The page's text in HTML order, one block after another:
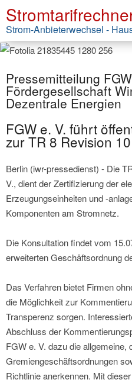
Strom-Anbieterwechsel -
Pressemitteilung
Fördergesellschaft
Dezentrale Energien
FGW e. V. führt
zur TR 8 Revision
Berlin (iwr-pressedienst) - Die
V., dient der Zertifizierung der
Erzeugungseinheiten und -
Komponenten am Stromnetz.
Die Konsultation findet vom
erweiterten Geschäftsordnung
Das Verfahren bietet Firmen
die Möglichkeit zur
Transperenz sorgen.
Abschluss der
FGW e. V. dazu die allgemeine,
Gremiengeschäftsordnungen
Richtlinie anerkennen. Mit